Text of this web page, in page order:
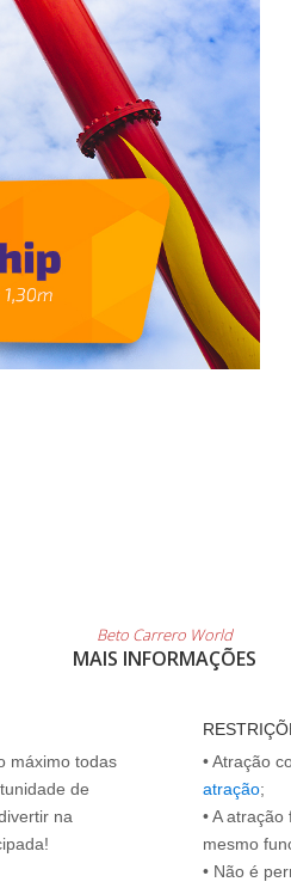
Beto Carrero World
MAIS INFORMAÇÕES
máximo todas
de
na
• Atração
atração;
• A
mesmo
• Não é